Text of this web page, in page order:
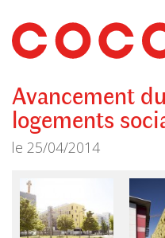
CoCo
Architecture
architecture,
urbanisme,
Avancement
logements
le 25/04/2014